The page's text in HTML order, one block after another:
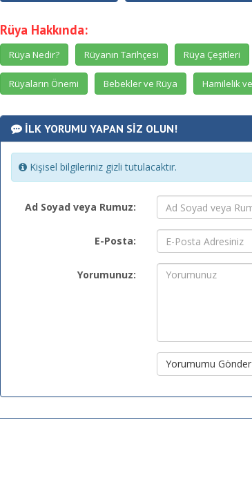
Rüya Hakkında:
Rüya Nedir? Rüyanın Tarihçesi Rüya Çeşitleri
Rüyaların Önemi Bebekler ve Rüya Hamilelik
İLK YORUMU YAPAN SİZ OLUN!
Kişisel bilgileriniz gizli tutulacaktır.
Ad Soyad veya Rumuz:
E-Posta:
Yorumunuz:
Yorumumu Gönder